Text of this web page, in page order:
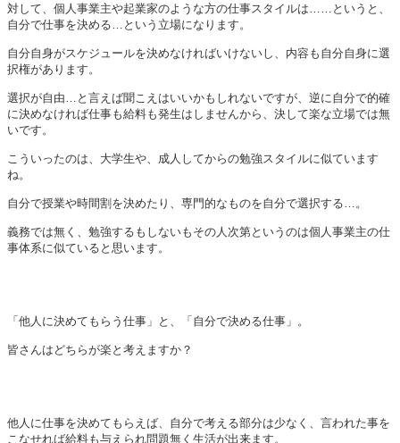
対して、個人事業主や起業家のような方の仕事スタイルは……というと、
自分で仕事を決める…という立場になります。
自分自身がスケジュールを決めなければいけないし、内容も自分自身に選
択権があります。
選択が自由…と言えば聞こえはいいかもしれないですが、逆に自分で的確
に決めなければ仕事も給料も発生はしませんから、決して楽な立場では無
いです。
こういったのは、大学生や、成人してからの勉強スタイルに似ています
ね。
自分で授業や時間割を決めたり、専門的なものを自分で選択する…。
義務では無く、勉強するもしないもその人次第というのは個人事業主の仕
事体系に似ていると思います。
「他人に決めてもらう仕事」と、「自分で決める仕事」。
皆さんはどちらが楽と考えますか？
他人に仕事を決めてもらえば、自分で考える部分は少なく、言われた事を
こなせれば給料も与えられ問題無く生活が出来ます。